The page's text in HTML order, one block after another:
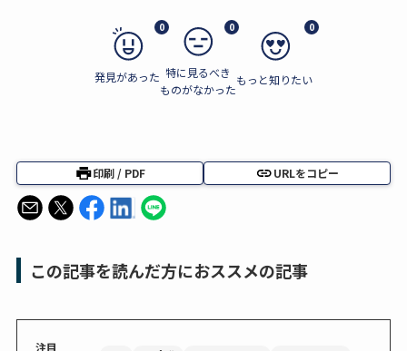
0
発見があった
0
特に見るべき
ものがなかった
0
もっと知りたい
印刷 / PDF URLをコピー
この記事を読んだ方におススメの記事
注目